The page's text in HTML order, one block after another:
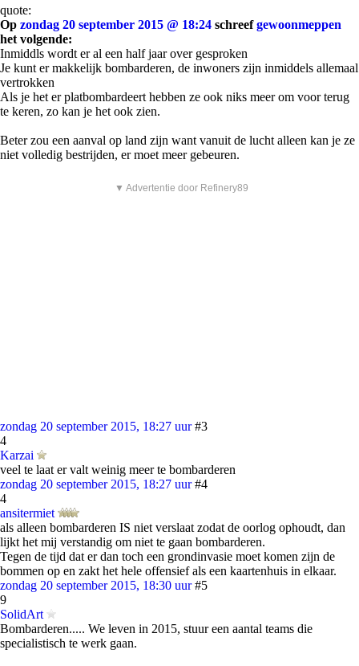
quote:
Op zondag 20 september 2015 @ 18:24 schreefgewoonmeppen
het volgende:
Inmiddls wordt er al een half jaar over gesproken
Je kunt er makkelijk bombarderen, de inwoners zijn inmiddels allemaal
vertrokken
Als je het er platbombardeert hebben ze ook niks meer om voor terug
te keren, zo kan je het ook zien.
Beter zou een aanval op land zijn want vanuit de lucht alleen kan je ze
niet volledig bestrijden, er moet meer gebeuren.
▼ Advertentie door Refinery89
zondag 20 september 2015, 18:27 uur #3
4
Karzai
veel te laat er valt weinig meer te bombarderen
zondag 20 september 2015, 18:27 uur #4
4
ansitermiet
als alleen bombarderen IS niet verslaat zodat de oorlog ophoudt, dan
lijkt het mij verstandig om niet te gaan bombarderen.
Tegen de tijd dat er dan toch een grondinvasie moet komen zijn de
bommen op en zakt het hele offensief als een kaartenhuis in elkaar.
zondag 20 september 2015, 18:30 uur #5
9
SolidArt
Bombarderen..... We leven in 2015, stuur een aantal teams die
specialistisch te werk gaan.